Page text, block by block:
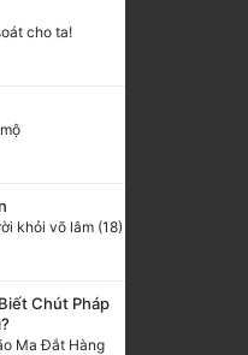
cho ta!
khỏi võ lâm (18)
Chút Pháp
Ma Đắt Hàng